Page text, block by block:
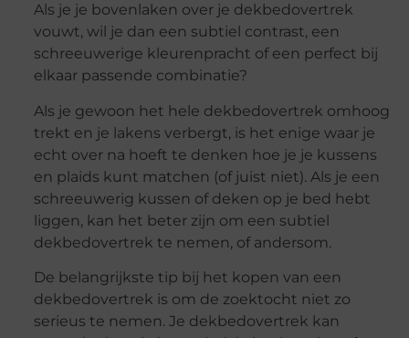
Als je je bovenlaken over je dekbedovertrek
vouwt, wil je dan een subtiel contrast, een
schreeuwerige kleurenpracht of een perfect bij
elkaar passende combinatie?
Als je gewoon het hele dekbedovertrek omhoog
trekt en je lakens verbergt, is het enige waar je
echt over na hoeft te denken hoe je je kussens
en plaids kunt matchen (of juist niet). Als je een
schreeuwerig kussen of deken op je bed hebt
liggen, kan het beter zijn om een subtiel
dekbedovertrek te nemen, of andersom.
De belangrijkste tip bij het kopen van een
dekbedovertrek is om de zoektocht niet zo
serieus te nemen. Je dekbedovertrek kan